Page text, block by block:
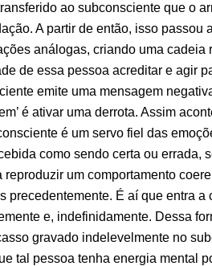
ao subconsciente que o
A partir de então, isso passou
análogas, criando uma cadeia
de essa pessoa acreditar e agir
emite uma mensagem
é ativar uma derrota. Assim
é um servo fiel das
como sendo certa ou errada,
reproduzir um comportamento
precedentemente. É aí que entra
e, indefinidamente. Dessa
gravado indelevelmente no
tal pessoa tenha energia mental